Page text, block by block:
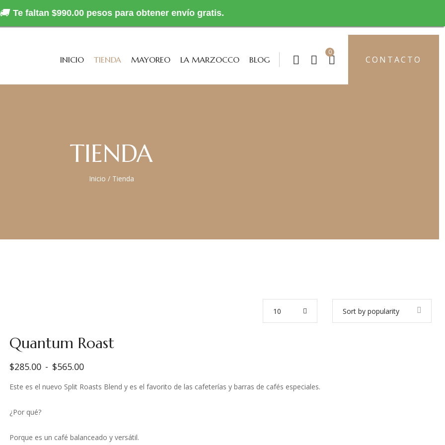
INICIO TIENDA MAYOREO LA MARZOCCO BLOG
0
CONTACTO
TIENDA
Inicio / Tienda
Sort by popularity
10
Quantum Roast
$285.00 - $565.00
de
desde
hasta
Este es el nuevo Split Roasts Blend y es el favorito de las cafeterías y barras de cafés especiales.
¿Por qué?
Porque es un café balanceado y versátil.
🚚 Te faltan $990.00 pesos para obtener envío gratis.